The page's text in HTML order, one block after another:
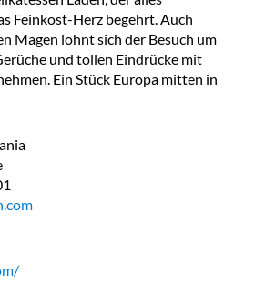
Feinkost-Herz begehrt. Auch
Magen lohnt sich der Besuch um
und tollen Eindrücke mit
Ein Stück Europa mitten in